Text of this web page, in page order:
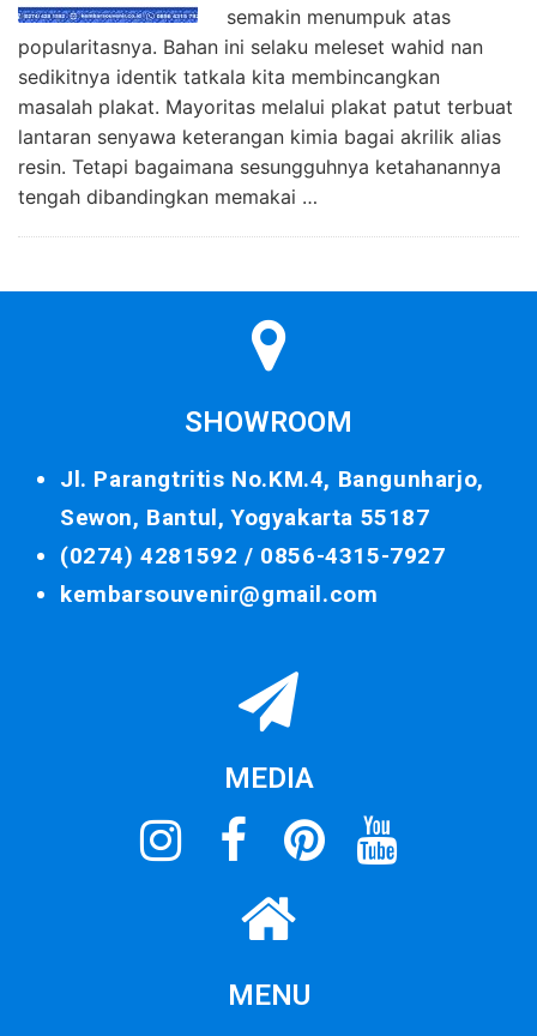
semakin menumpuk atas
popularitasnya. Bahan ini selaku meleset wahid nan
sedikitnya identik tatkala kita membincangkan
masalah plakat. Mayoritas melalui plakat patut terbuat
lantaran senyawa keterangan kimia bagai akrilik alias
resin. Tetapi bagaimana sesungguhnya ketahanannya
tengah dibandingkan memakai …
SHOWROOM
Jl. Parangtritis No.KM.4, Bangunharjo,
Sewon, Bantul, Yogyakarta 55187
(0274) 4281592 / 0856-4315-7927
kembarsouvenir@gmail.com
MEDIA
MENU